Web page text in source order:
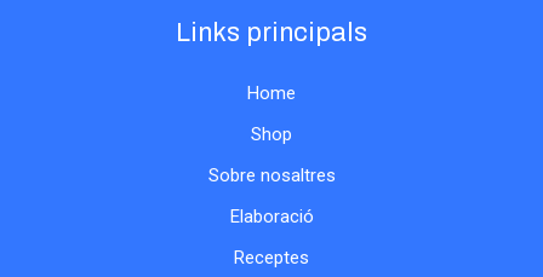
Links principals
Home
Shop
Sobre nosaltres
Elaboració
Receptes